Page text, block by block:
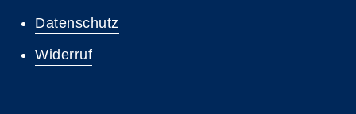
Datenschutz
Widerruf